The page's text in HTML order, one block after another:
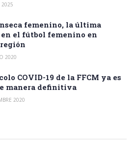
2025
femenino, la última
el fútbol femenino en
2020
COVID-19 de la FFCM ya es
manera definitiva
2020